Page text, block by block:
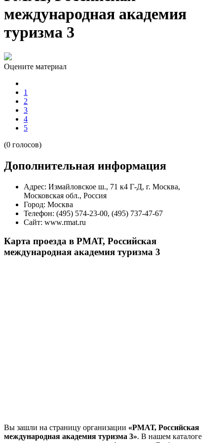
международная академия
туризма 3
Оцените материал
1
2
3
4
5
(0 голосов)
Дополнительная информация
Адрес: Измайловское ш., 71 к4 Г-Д, г. Москва,
Московская обл., Россия
Город: Москва
Телефон: (495) 574-23-00, (495) 737-47-67
Сайт: www.rmat.ru
Карта проезда в РМАТ, Российская
международная академия туризма 3
Вы зашли на страницу организации «РМАТ, Российская
международная академия туризма 3». В нашем каталоге